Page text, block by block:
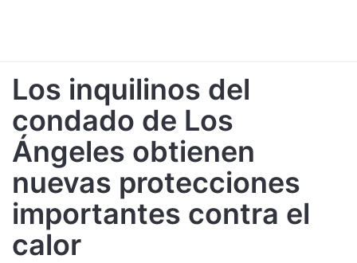
Los inquilinos del
condado de Los
Ángeles obtienen
nuevas protecciones
importantes contra el
calor